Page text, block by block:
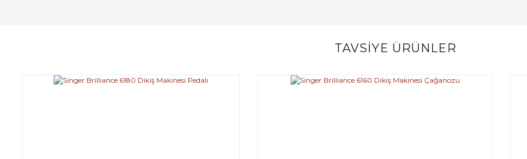
Bu ürüne ilk yorumu siz yapın!
TAVSİYE ÜRÜNLER